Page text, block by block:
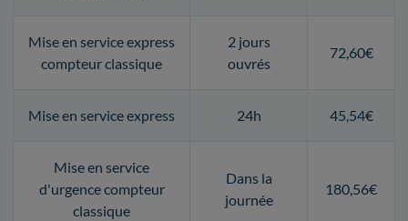
Mise en service express
compteur classique
2 jours
ouvrés
72,60€
Mise en service express 24h 45,54€
Mise en service
d'urgence compteur
classique
Dans la
journée
180,56€